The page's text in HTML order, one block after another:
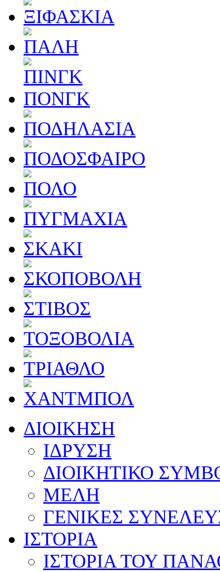
ΔΙΟΙΚΗΣΗ
ΙΔΡΥΣΗ
ΔΙΟΙΚΗΤΙΚΟ
ΜΕΛΗ
ΓΕΝΙΚΕΣ
ΙΣΤΟΡΙΑ
ΙΣΤΟΡΙΑ ΤΟΥ